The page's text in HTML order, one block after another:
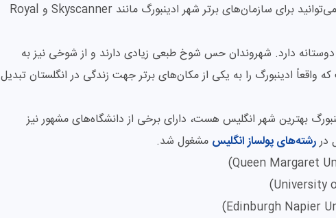
ادینبورگ است. پس از فارغ التحصیلی می‌توانید برای سازمان‌های برتر شهر ادینبورگ مانند Skyscanner و Royal
دارد. شهروندان حس شوخ طبعی زیادی دارند و از شوخی نیز به
ادینبورگ را به یکی از مکان‌های برتر جهت زندگی در انگلستان تبدیل
بهترین شهر انگلیس هست، دارای برخی از دانشگاه‌های مشهور نیز
دررشته‌های پولساز انگلیس مشغول شد.